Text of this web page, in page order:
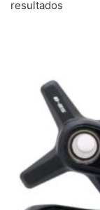
resultados